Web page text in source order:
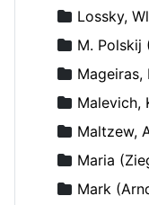
Lossky,
M. Polskij
Mageiras,
Malevich,
Maltzew,
Maria
Mark